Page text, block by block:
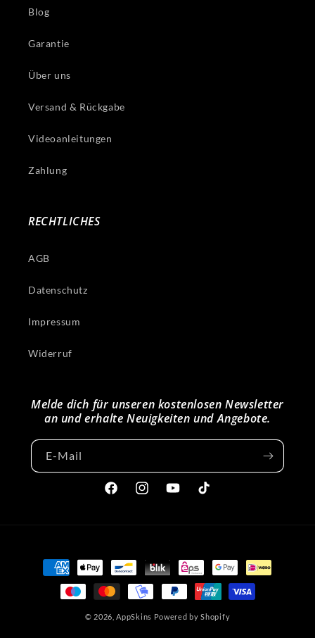
Blog
Garantie
Über uns
Versand & Rückgabe
Videoanleitungen
Zahlung
RECHTLICHES
AGB
Datenschutz
Impressum
Widerruf
Melde dich für unseren kostenlosen Newsletter
an und erhalte Neuigkeiten und Angebote.
E-Mail
FacebookInstagramYouTubeTikTok
Zahlungsmethoden
© 2026,AppSkins Powered by Shopify